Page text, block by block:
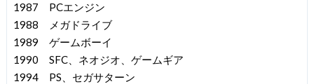
1987 PCエンジン
1988 メガドライブ
1989 ゲームボーイ
1990 SFC、ネオジオ、ゲームギア
1994 PS、セガサターン